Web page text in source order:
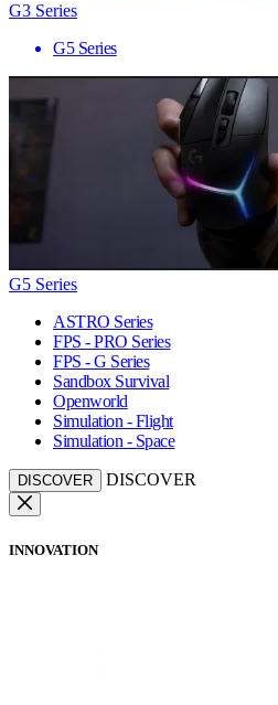
G3 Series
G5 Series
G5 Series
ASTRO Series
FPS - PRO Series
FPS - G Series
Sandbox Survival
Openworld
Simulation - Flight
Simulation - Space
DISCOVER DISCOVER
INNOVATION